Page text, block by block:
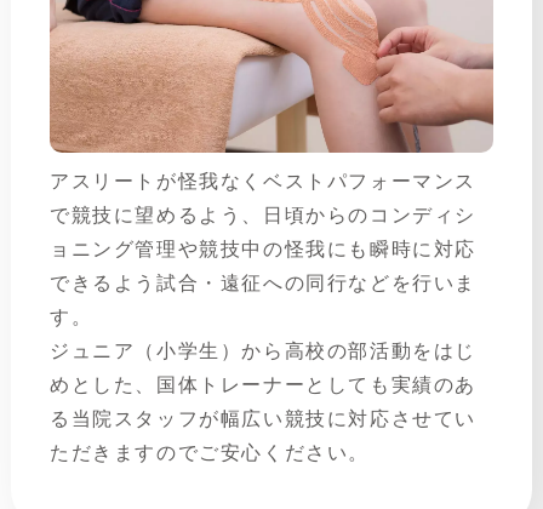
アスリートが怪我なくベストパフォーマンス
で競技に望めるよう、日頃からのコンディシ
ョニング管理や競技中の怪我にも瞬時に対応
できるよう試合・遠征への同行などを行いま
す。
ジュニア（小学生）から高校の部活動をはじ
めとした、国体トレーナーとしても実績のあ
る当院スタッフが幅広い競技に対応させてい
ただきますのでご安心ください。